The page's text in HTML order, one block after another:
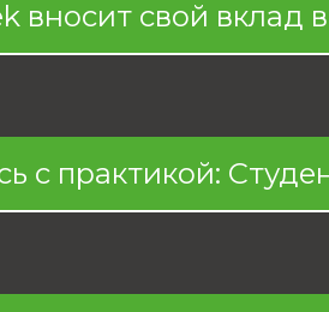
вносит свой вклад
с практикой: